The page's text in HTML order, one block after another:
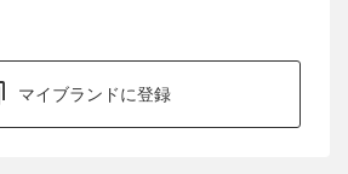
マイブランドに登録